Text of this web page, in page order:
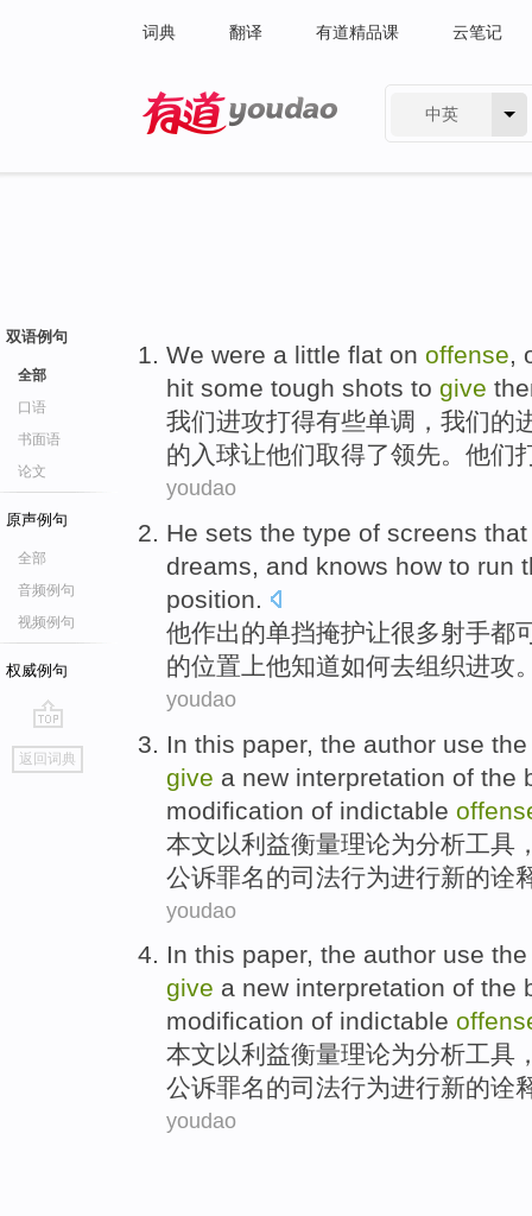
词典 翻译 有道精品课 云笔记
中英
双语例句
全部
口语
书面语
论文
原声例句
全部
音频例句
视频例句
权威例句
go
top
返回词典
We were a little flat on offense,
hit some tough shots to give
我们进攻打得有些单调 ， 我们的
的入球让他们取得了领先。 他们
youdao
He sets the type of screens
dreams, and knows how to run
position.
他作出的单挡掩护让很多射手都
的位置上他知道如何去组织进攻
youdao
In this paper, the author use
give a new interpretation of the
modification of indictable
本文 以利益衡量理论为分析工具
公诉罪名的司法行为进行新的诠
youdao
In this paper, the author use
give a new interpretation of the
modification of indictable
本文以利益衡量理论为分析工具
公诉罪名的司法行为进行新的诠
youdao